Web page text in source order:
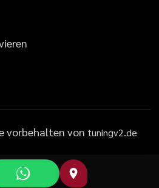
ieren
vorbehalten von tuningv2.de